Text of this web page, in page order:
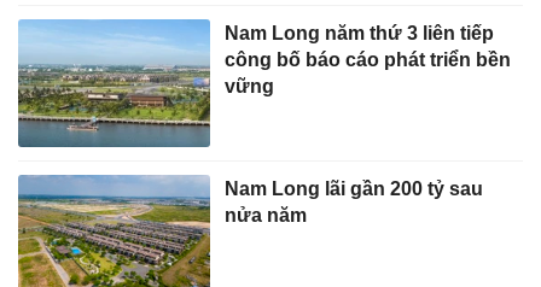
Nam Long năm thứ 3 liên tiếp
công bố báo cáo phát triển bền
vững
Nam Long lãi gần 200 tỷ sau
nửa năm